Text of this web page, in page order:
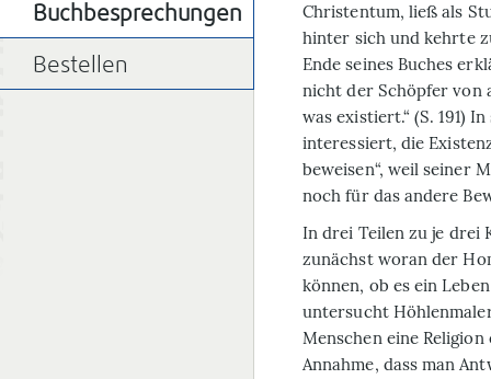
Christentum, ließ als
hinter sich und kehrte
Ende seines Buches
nicht der Schöpfer von
was existiert.“ (S. 191)
interessiert, die
beweisen“, weil seiner
noch für das andere
In drei Teilen zu je drei
zunächst woran der
können, ob es ein
untersucht
Menschen eine
Annahme, dass man
Buchbesprechungen
Bestellen